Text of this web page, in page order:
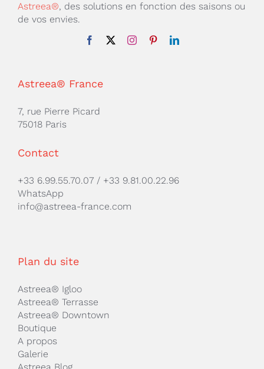
Astreea®, des solutions en fonction des saisons ou
de vos envies.
Astreea® France
7, rue Pierre Picard
75018 Paris
Contact
+33 6.99.55.70.07/ +33 9.81.00.22.96
WhatsApp
info@astreea-france.com
Plan du site
Astreea® Igloo
Astreea® Terrasse
Astreea® Downtown
Boutique
A propos
Galerie